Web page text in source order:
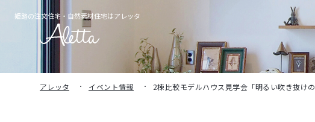
姫路の注文住宅・ 自然素材住宅はアレッタ
アレッタ イベント情報 2棟比較モデルハウス見学会「明るい吹き抜け